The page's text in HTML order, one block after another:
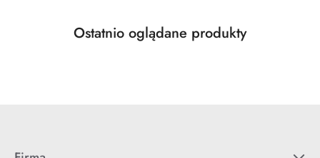
Pomiń karuzelę produktów
Produkty
Ostatnio oglądane produkty